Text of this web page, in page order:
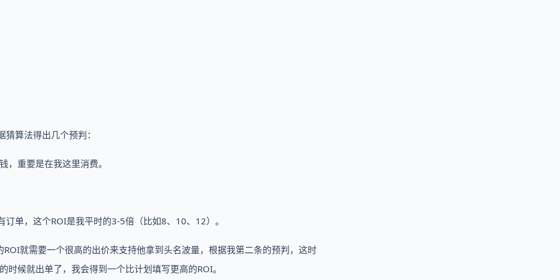
算法得出几个预判：
，重要是在我这里消费。
单，这个ROI是我平时的3-5倍（比如8、10、12）。
就需要一个很高的出价来支持他拿到头名波量，根据我第二条的预判，这时
候就出单了，我会得到一个比计划填写更高的ROI。